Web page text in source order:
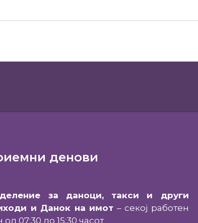
денови
за даноци, такси и други
и Данок на имот – секој работен
од 07:30 до 15:30 часот